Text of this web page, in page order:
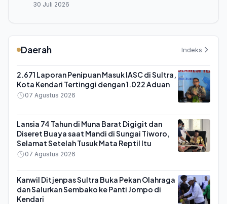
30 Juli 2026
Daerah Indeks
2.671 Laporan Penipuan Masuk IASC di Sultra,
Kota Kendari Tertinggi dengan 1.022 Aduan
07 Agustus 2026
Lansia 74 Tahun di Muna Barat Digigit dan
Diseret Buaya saat Mandi di Sungai Tiworo,
Selamat Setelah Tusuk Mata Reptil Itu
07 Agustus 2026
Kanwil Ditjenpas Sultra Buka Pekan Olahraga
dan Salurkan Sembako ke Panti Jompo di
Kendari